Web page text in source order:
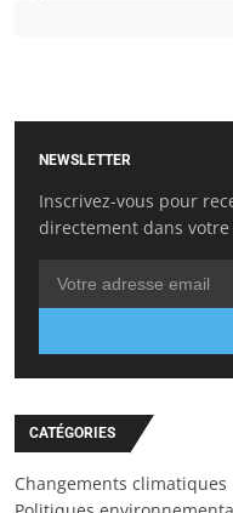
NEWSLETTER
Inscrivez-vous pour
directement dans
CATÉGORIES
Changements climatiques